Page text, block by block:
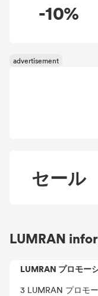
-10%
セール
LUMRAN
LUMRAN プロモー
3 LUMRAN プロモ